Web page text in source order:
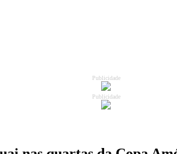
Publicidade
Publicidade